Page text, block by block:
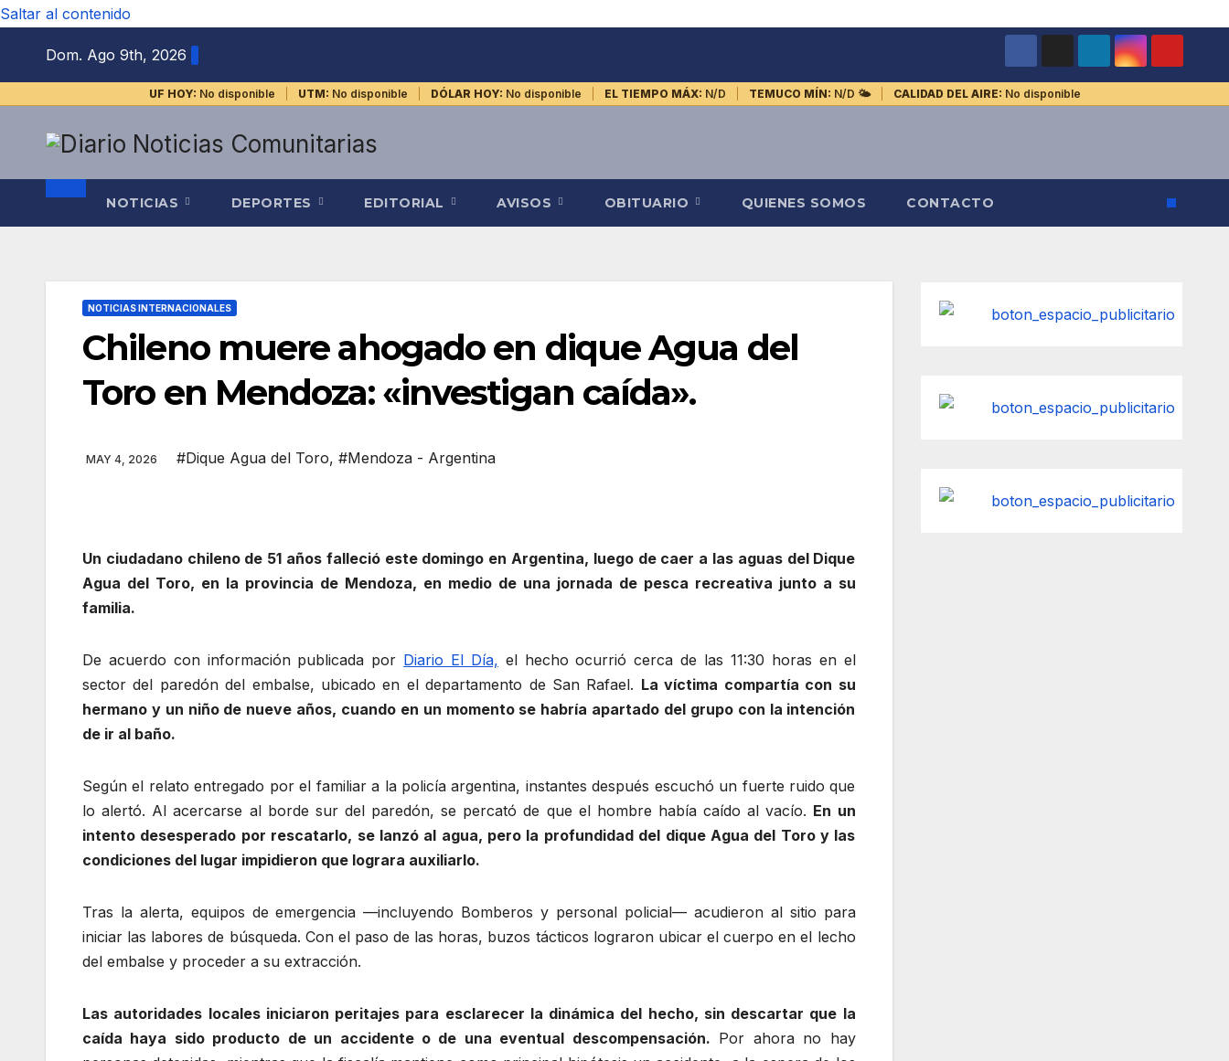
Saltar al contenido
Dom. Ago 9th, 2026
UF HOY: No disponible UTM: No disponible DÓLAR HOY: No disponible EL TIEMPO MÁX: N/D TEMUCO MÍN: N/D 🌤️ CALIDAD DEL AIRE: No disponible
NOTICIAS DEPORTES EDITORIAL AVISOS OBITUARIO QUIENES SOMOS CONTACTO
NOTICIAS INTERNACIONALES
Chileno muere ahogado en dique Agua del
Toro en Mendoza: «investigan caída».
MAY 4, 2026 #Dique Agua del Toro, #Mendoza - Argentina
Un ciudadano chileno de 51 años falleció este domingo en Argentina, luego de caer a las aguas del Dique
Agua del Toro, en la provincia de Mendoza, en medio de una jornada de pesca recreativa junto a su
familia.
De acuerdo con información publicada por Diario El Día, el hecho ocurrió cerca de las 11:30 horas en el
sector del paredón del embalse, ubicado en el departamento de San Rafael. La víctima compartía con su
hermano y un niño de nueve años, cuando en un momento se habría apartado del grupo con la intención
de ir al baño.
Según el relato entregado por el familiar a la policía argentina, instantes después escuchó un fuerte ruido que
lo alertó. Al acercarse al borde sur del paredón, se percató de que el hombre había caído al vacío. En un
intento desesperado por rescatarlo, se lanzó al agua, pero la profundidad del dique Agua del Toro y las
condiciones del lugar impidieron que lograra auxiliarlo.
Tras la alerta, equipos de emergencia —incluyendo Bomberos y personal policial— acudieron al sitio para
iniciar las labores de búsqueda. Con el paso de las horas, buzos tácticos lograron ubicar el cuerpo en el lecho
del embalse y proceder a su extracción.
Las autoridades locales iniciaron peritajes para esclarecer la dinámica del hecho, sin descartar que la
caída haya sido producto de un accidente o de una eventual descompensación. Por ahora no hay